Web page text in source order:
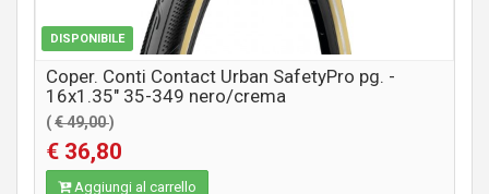
DISPONIBILE
Coper. Conti Contact Urban SafetyPro pg. -
16x1.35" 35-349 nero/crema
(€ 49,00)
€ 36,80
Aggiungi al carrello